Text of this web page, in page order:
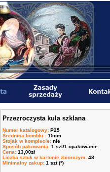
Przezroczysta kula szklana
Numer katalogowy: P25
Średnica bombki : 15cm
Stojak w komplecie: nie
Sposób pakowania: 1 szt/1 opakowanie
Cena: 13,00zł
Liczba sztuk w kartonie zbiorczym: 48
Minimalny zakup: 1 szt (*)